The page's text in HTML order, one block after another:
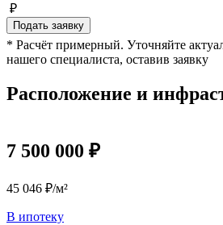
₽
Подать заявку
* Расчёт примерный. Уточняйте
нашего специалиста, оставив заявку
Расположение и
7 500 000 ₽
45 046 ₽/м²
В ипотеку